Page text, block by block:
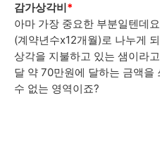
감가상각비*
아마 가장 중요한 부분일텐데
(계약년수x12개월)로 나누게
상각을 지불하고 있는 샘이라
달 약 70만원에 달하는 금액을
수 없는 영역이죠?